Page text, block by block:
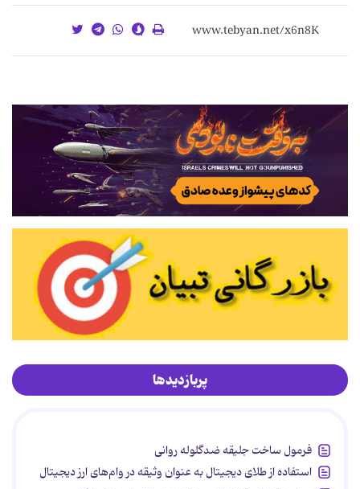
پربازدیدها
فرمول ساخت جلیقه ضدگلوله روانی
استفاده از طلای دیجیتال به عنوان وثیقه در وام‌های ارز دیجیتال